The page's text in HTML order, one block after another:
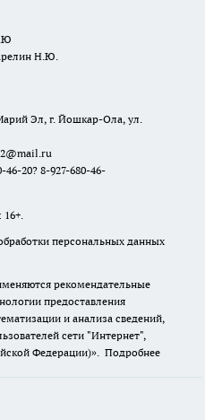
Н.Ю.
Эл, г. Йошкар-Ола, ул.
20? 8-927-680-46-
персональных данных
рекомендательные
предоставления
и анализа сведений,
сети "Интернет",
Федерации)». Подробнее